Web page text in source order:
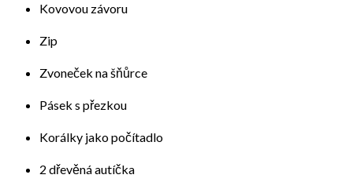
Kovovou závoru
Zip
Zvoneček na šňůrce
Pásek s přezkou
Korálky jako počítadlo
2 dřevěná autíčka